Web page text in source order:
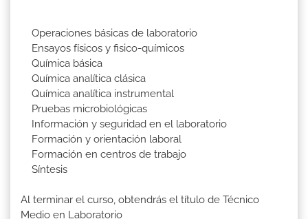
Operaciones básicas de laboratorio
Ensayos físicos y fisico-químicos
Química básica
Química analítica clásica
Química analítica instrumental
Pruebas microbiológicas
Información y seguridad en el laboratorio
Formación y orientación laboral
Formación en centros de trabajo
Síntesis
Al terminar el curso, obtendrás el título de Técnico
Medio en Laboratorio